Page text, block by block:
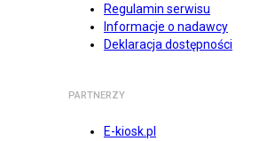
Regulamin serwisu
Informacje o nadawcy
Deklaracja dostępności
PARTNERZY
E-kiosk.pl